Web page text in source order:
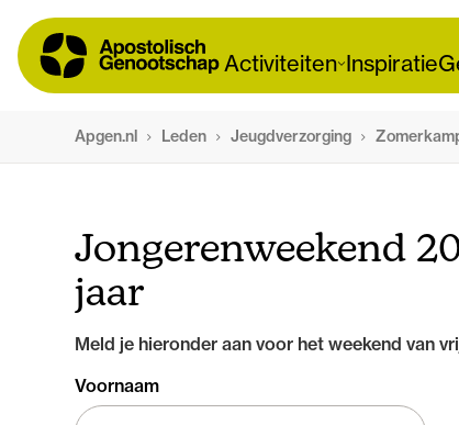
Activiteiten Inspiratie
Apgen.nl Leden Jeugdverzorging
Jongerenweekend
jaar
Meld je hieronder aan voor het weekend van
Voornaam